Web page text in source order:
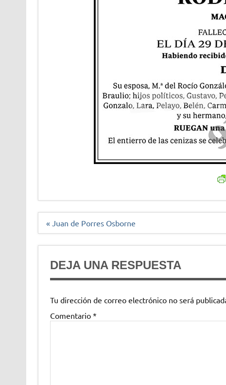
Navegación
« Juan de Porres Osborne
DEJA UNA RESPUESTA
Tu dirección de correo electrónico no será
Comentario *